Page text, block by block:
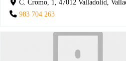
C. Cromo, 1, 47012 Valladolid,
983 704 263